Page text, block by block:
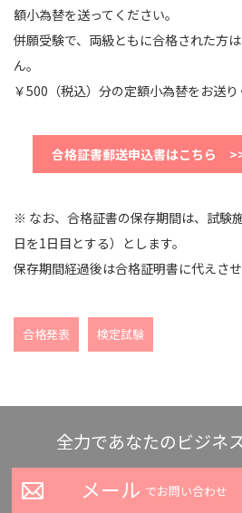
額小為替を送ってください。
併願受験で、両級ともに合格された方
ん。
￥500（税込）分の定額小為替をお送り
合格証書郵送申込書はこちら
※ なお、合格証書の保存期間は、試験
日を1日目とする）とします。
保存期間経過後は合格証明書に代えさせ
合格発表 検定試験
全力であなたのビジネ
メール でお問い合わせ